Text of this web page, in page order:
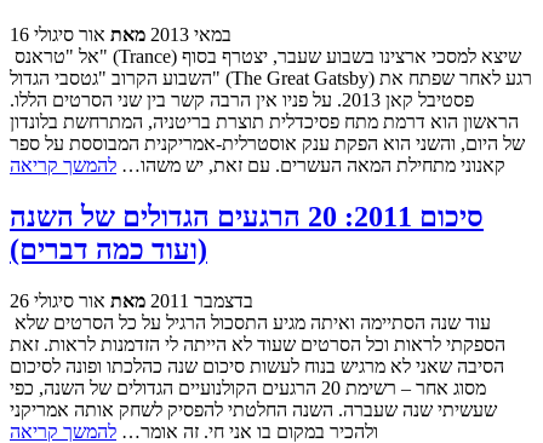
16 במאי 2013 מאת אור סיגולי
השבוע הקרוב "גטסבי הגדול" (The Great Gatsby) רגע לאחר שפתח את
פסטיבל קאן 2013. על פניו אין הרבה קשר בין שני הסרטים הללו.
הראשון הוא דרמת מתח פסיכדלית תוצרת בריטניה, המתרחשת בלונדון
של היום, והשני הוא הפקת ענק אוסטרלית-אמריקנית המבוססת על ספר
קאנוני מתחילת המאה העשרים. עם זאת, יש משהו… להמשך קריאה
סיכום 2011: 20 הרגעים הגדולים של השנה
(ועוד כמה דברים)
26 בדצמבר 2011 מאת אור סיגולי
הספקתי לראות וכל הסרטים שעוד לא הייתה לי הזדמנות לראות. זאת
הסיבה שאני לא מרגיש בנוח לעשות סיכום שנה כהלכתו ופונה לסיכום
מסוג אחר – רשימת 20 הרגעים הקולנועיים הגדולים של השנה, כפי
שעשיתי שנה שעברה. השנה החלטתי להפסיק לשחק אותה אמריקני
ולהכיר במקום בו אני חי. זה אומר… להמשך קריאה